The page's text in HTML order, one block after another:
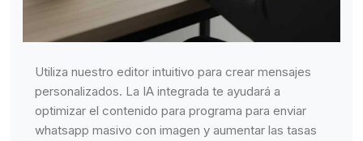
Utiliza nuestro editor intuitivo para crear mensajes
personalizados. La IA integrada te ayudará a
optimizar el contenido para programa para enviar
whatsapp masivo con imagen y aumentar las tasas